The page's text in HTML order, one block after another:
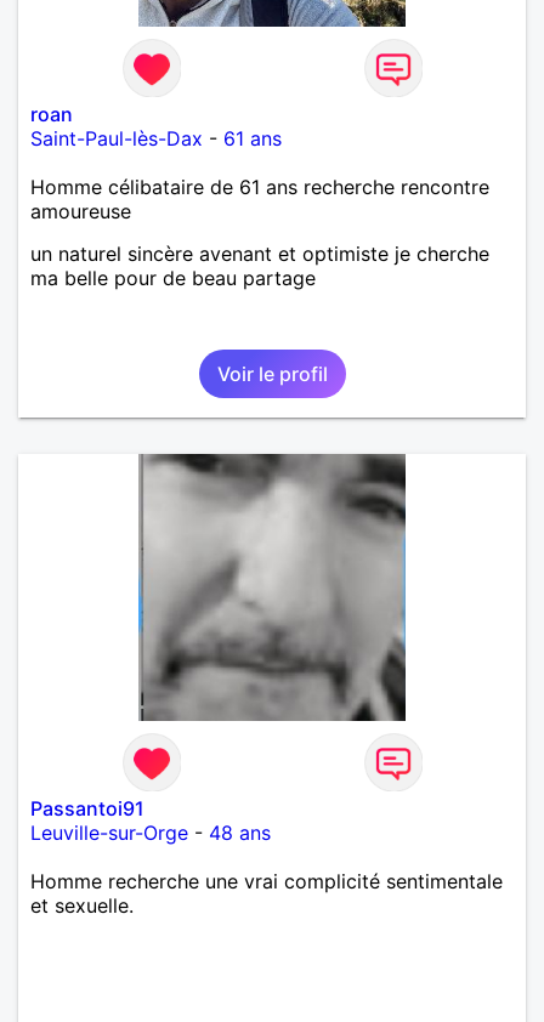
roan
Saint-Paul-lès-Dax - 61 ans
Homme célibataire de 61 ans recherche rencontre
amoureuse
un naturel sincère avenant et optimiste je cherche
ma belle pour de beau partage
Voir le profil
Passantoi91
Leuville-sur-Orge - 48 ans
Homme recherche une vrai complicité sentimentale
et sexuelle.